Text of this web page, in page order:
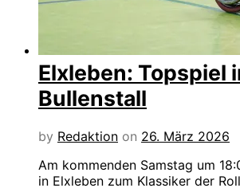
Elxleben: Topspiel
Bullenstall
by Redaktion on 26. März 2026
Am kommenden Samstag um
in Elxleben zum Klassiker der